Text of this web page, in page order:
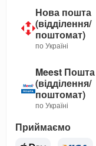
Нова пошта
(відділення/
поштомат)
по Україні
Meest Пошта
(відділення/
поштомат)
по Україні
Приймаємо